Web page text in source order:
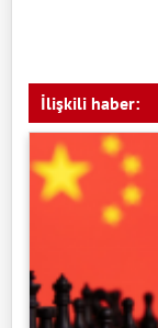
İlişkili haber: